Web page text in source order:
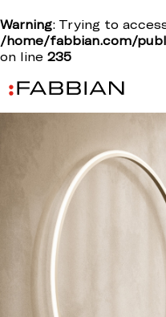
Warning: Trying to
/home/fabbian.com/
on line 235